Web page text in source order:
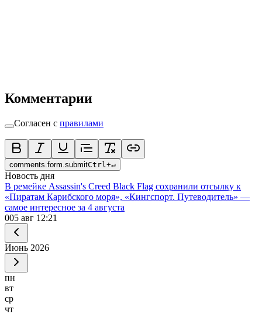
Комментарии
Согласен с правилами
comments.form.submitCtrl+↵
Новость дня
В ремейке Assassin's Creed Black Flag сохранили отсылку к
«Пиратам Карибского моря», «Кингспорт. Путеводитель» —
самое интересное за 4 августа
005 авг 12:21
Июнь 2026
пн
вт
ср
чт